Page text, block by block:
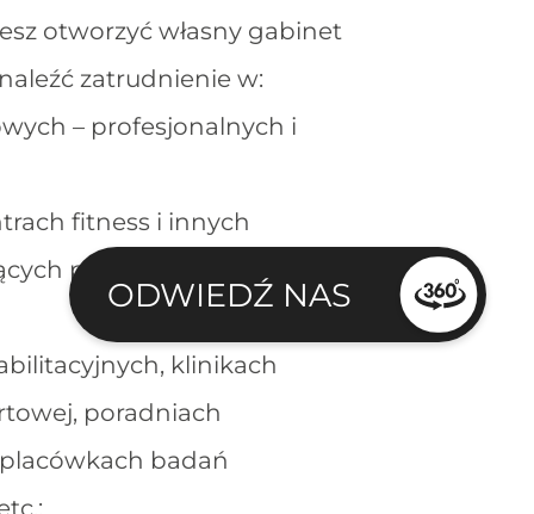
ODWIEDŹ NAS
otworzyć własny gabinet
zatrudnienie w:
– profesjonalnych i
fitness i innych
poprawie kondycji
klinikach
poradniach
badań